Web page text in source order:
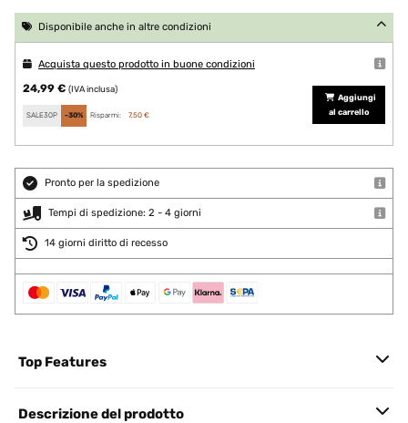
Disponibile anche in altre condizioni
Acquista questo prodotto in buone condizioni
24,99 € (IVA inclusa)
SALE30P -30% Risparmi: 7,50 €
Aggiungi
al carrello
Pronto per la spedizione
Tempi di spedizione: 2 - 4 giorni
14 giorni diritto di recesso
Top Features
Descrizione del prodotto